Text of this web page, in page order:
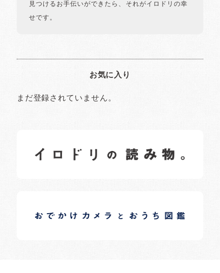
見つけるお手伝いができたら、それがイロドリの幸
せです。
お気に入り
まだ登録されていません。
日常の様子など随時更新中です。
日常の様子など随時更新中です。